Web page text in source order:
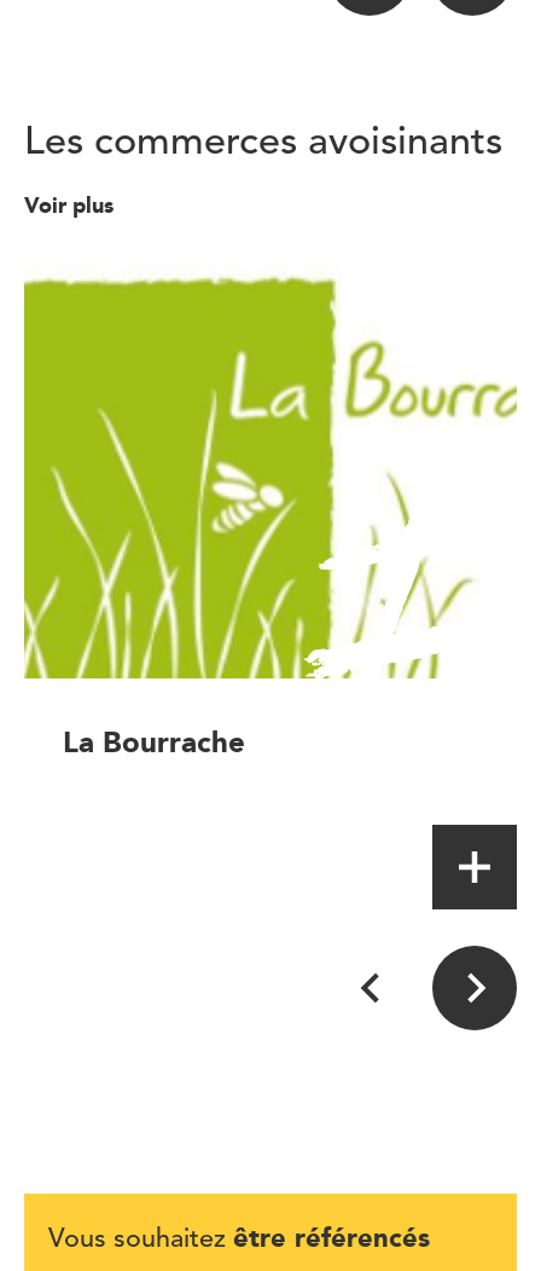
Les commerces avoisinants
Voir plus
La Bourrache
Vous souhaitez être référencés